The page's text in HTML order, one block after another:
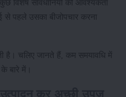
विशेष सावधानियों की आवश्यकता
से पहले उसका बीजोपचार करना
है। चलिए जानते हैं, कम समयावधि में
बारे में।